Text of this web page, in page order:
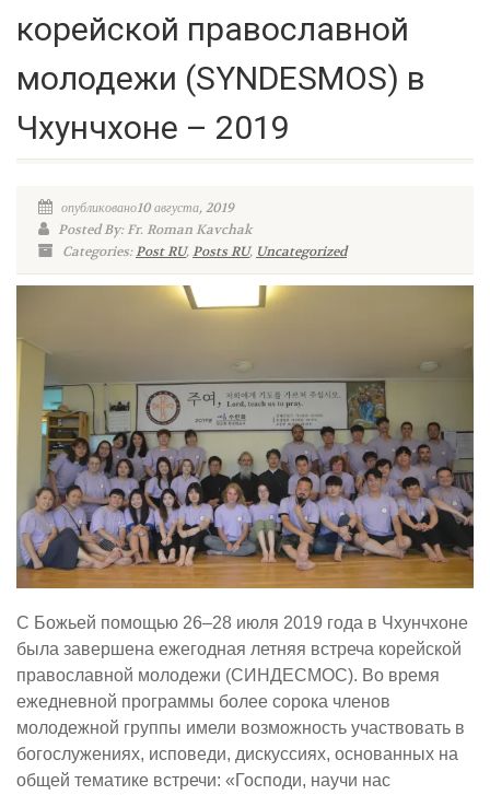
корейской православной
молодежи (SYNDESMOS) в
Чхунчхоне – 2019
опубликовано10 августа, 2019
Posted By: Fr. Roman Kavchak
Categories:Post RU,Posts RU, Uncategorized
С Божьей помощью 26–28 июля 2019 года в Чхунчхоне
была завершена ежегодная летняя встреча корейской
православной молодежи (СИНДЕСМОС). Во время
ежедневной программы более сорока членов
молодежной группы имели возможность участвовать в
богослужениях, исповеди, дискуссиях, основанных на
общей тематике встречи: «Господи, научи нас